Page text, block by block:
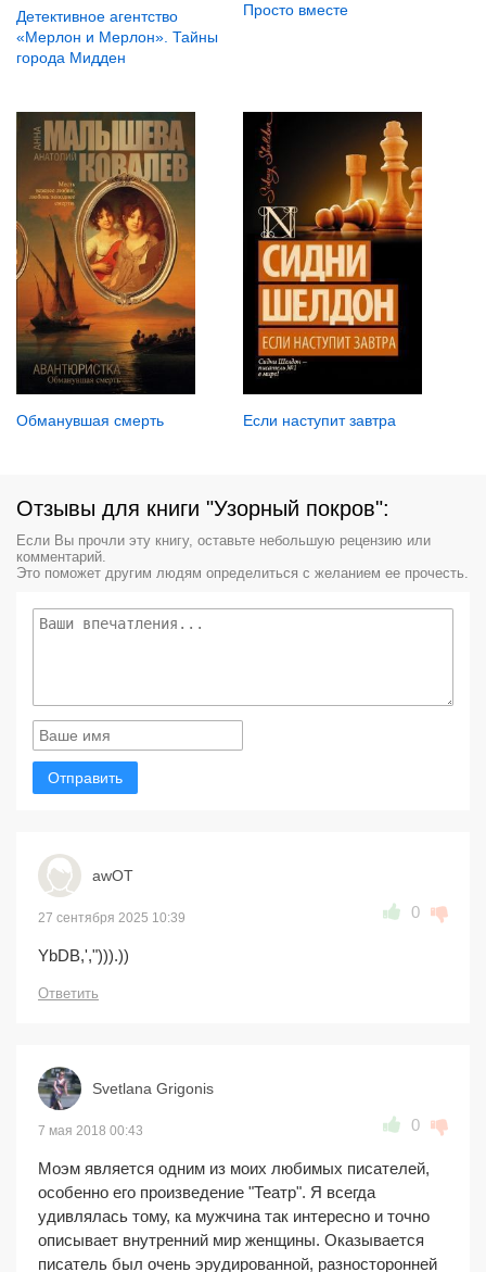
Детективное агентство
«Мерлон и Мерлон». Тайны
города Мидден
Просто вместе
Обманувшая смерть Если наступит завтра
Отзывы для книги "Узорный покров":
Если Вы прочли эту книгу, оставьте небольшую рецензию или
комментарий.
Это поможет другим людям определиться с желанием ее прочесть.
Отправить
awOT
27 сентября 2025 10:39 0
YbDB,',"))).))
Ответить
Svetlana Grigonis
7 мая 2018 00:43 0
Моэм является одним из моих любимых писателей,
особенно его произведение "Театр". Я всегда
удивлялась тому, ка мужчина так интересно и точно
описывает внутренний мир женщины. Оказывается
писатель был очень эрудированной, разносторонней